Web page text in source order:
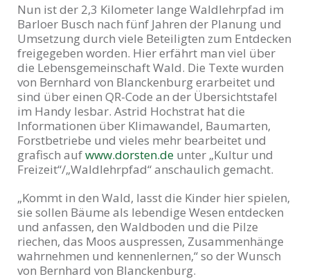
Nun ist der 2,3 Kilometer lange Waldlehrpfad im
Barloer Busch nach fünf Jahren der Planung und
Umsetzung durch viele Beteiligten zum Entdecken
freigegeben worden. Hier erfährt man viel über
die Lebensgemeinschaft Wald. Die Texte wurden
von Bernhard von Blanckenburg erarbeitet und
sind über einen QR-Code an der Übersichtstafel
im Handy lesbar. Astrid Hochstrat hat die
Informationen über Klimawandel, Baumarten,
Forstbetriebe und vieles mehr bearbeitet und
grafisch aufwww.dorsten.de unter „Kultur und
Freizeit“/„Waldlehrpfad“ anschaulich gemacht.
„Kommt in den Wald, lasst die Kinder hier spielen,
sie sollen Bäume als lebendige Wesen entdecken
und anfassen, den Waldboden und die Pilze
riechen, das Moos auspressen, Zusammenhänge
wahrnehmen und kennenlernen,“ so der Wunsch
von Bernhard von Blanckenburg.